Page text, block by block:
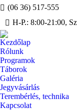
(06 36) 517-555
H-P.: 8:00-21:00,
Kezdőlap
Rólunk
Programok
Táborok
Galéria
Jegyvásárlás
Terembérlés, technika
Kapcsolat